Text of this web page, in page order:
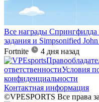
Все награды Спрингфилда
задания и Simpsonified
Fortnite
4 дня назад
ответственностиУсловия
конфиденциальности
Контактная информация
©VPESPORTS Все права